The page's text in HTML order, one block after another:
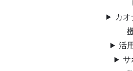
カ
活
サ